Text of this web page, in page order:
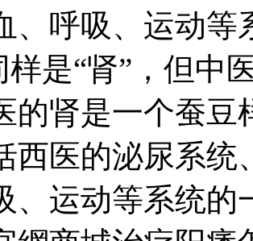
、呼吸、运动
样是“肾”，但中
的肾是一个蚕
西医的泌尿系统
、运动等系统